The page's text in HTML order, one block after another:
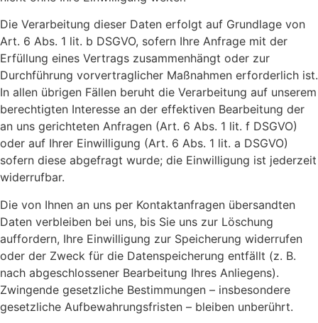
Die Verarbeitung dieser Daten erfolgt auf Grundlage von
Art. 6 Abs. 1 lit. b DSGVO, sofern Ihre Anfrage mit der
Erfüllung eines Vertrags zusammenhängt oder zur
Durchführung vorvertraglicher Maßnahmen erforderlich ist.
In allen übrigen Fällen beruht die Verarbeitung auf unserem
berechtigten Interesse an der effektiven Bearbeitung der
an uns gerichteten Anfragen (Art. 6 Abs. 1 lit. f DSGVO)
oder auf Ihrer Einwilligung (Art. 6 Abs. 1 lit. a DSGVO)
sofern diese abgefragt wurde; die Einwilligung ist jederzeit
widerrufbar.
Die von Ihnen an uns per Kontaktanfragen übersandten
Daten verbleiben bei uns, bis Sie uns zur Löschung
auffordern, Ihre Einwilligung zur Speicherung widerrufen
oder der Zweck für die Datenspeicherung entfällt (z. B.
nach abgeschlossener Bearbeitung Ihres Anliegens).
Zwingende gesetzliche Bestimmungen – insbesondere
gesetzliche Aufbewahrungsfristen – bleiben unberührt.